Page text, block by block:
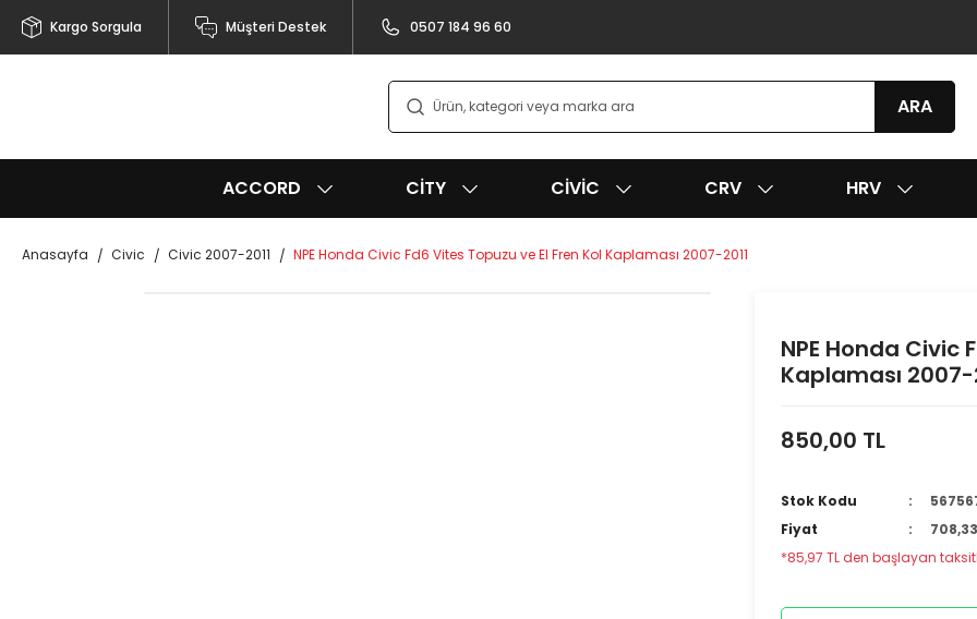
Kargo Sorgula Müşteri Destek 0507 184 96 60
ARA
ACCORD CITY CIVIC CRV HRV
Anasayfa Civic Civic 2007-2011 NPE Honda Civic Fd6 Vites Topuzu ve El Fren Kol Kaplaması 2007-2011
NPE Honda Civic
Kaplaması 2007-
850,00 TL
Stok Kodu
Fiyat
*85,97 TL den başlayan